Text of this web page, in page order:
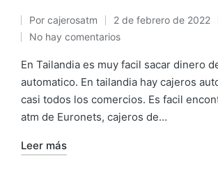
Publicado
por
Por cajerosatm 2 de febrero de 2022
No hay comentarios
En Tailandia es muy facil sacar dinero
automatico. En tailandia hay cajeros
casi todos los comercios. Es facil
atm de Euronets, cajeros de…
Leer más